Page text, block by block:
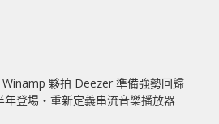
Winamp 夥拍 Deezer 準備強勢回歸
年登場‧重新定義串流音樂播放器